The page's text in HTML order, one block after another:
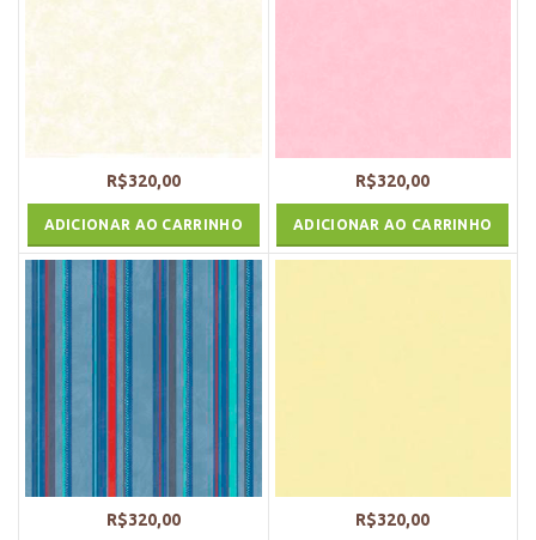
R$320,00
ADICIONAR AO CARRINHO
R$320,00
ADICIONAR AO CARRINHO
R$320,00 R$320,00